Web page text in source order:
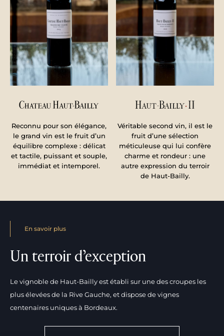
Reconnu pour son élégance,
le grand vin est le fruit d’un
équilibre complexe : délicat
et tactile, puissant et souple,
immédiat et intemporel.
Véritable second vin, il est le
fruit d’une sélection
méticuleuse qui lui confère
charme et rondeur : une
autre expression du terroir
de Haut-Bailly.
En savoir plus
Un terroir d’exception
Le vignoble de Haut-Bailly est établi sur une des croupes les
plus élevées de la Rive Gauche, et dispose de vignes
centenaires uniques à Bordeaux.